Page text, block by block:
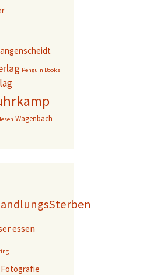
Penguin Books
Wagenbach
essen
Fotografie